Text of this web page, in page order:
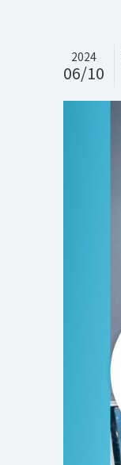
2024
06/10